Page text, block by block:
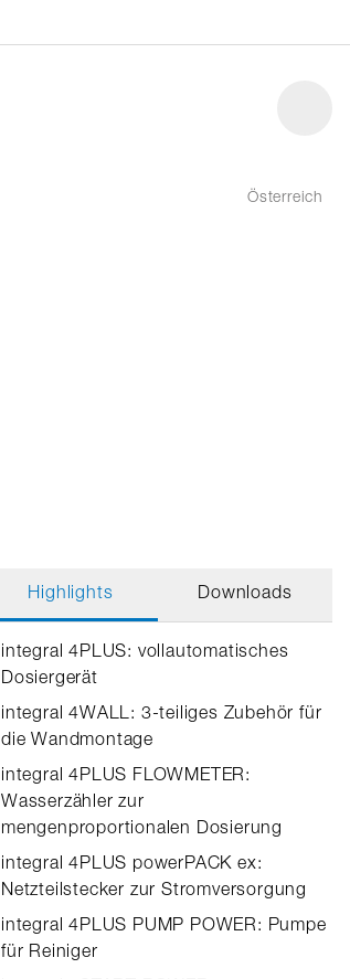
Österreich
Highlights Downloads
integral 4PLUS: vollautomatisches
Dosiergerät
integral 4WALL: 3-teiliges Zubehör für
die Wandmontage
integral 4PLUS FLOWMETER:
Wasserzähler zur
mengenproportionalen Dosierung
integral 4PLUS powerPACK ex:
Netzteilstecker zur Stromversorgung
integral 4PLUS PUMP POWER: Pumpe
für Reiniger